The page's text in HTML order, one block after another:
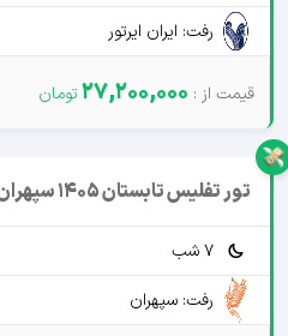
رفت: ایران ایرتور
27,200,000
تور تفلیس تابستان 1405 سپهران
7 شب
رفت: سپهران